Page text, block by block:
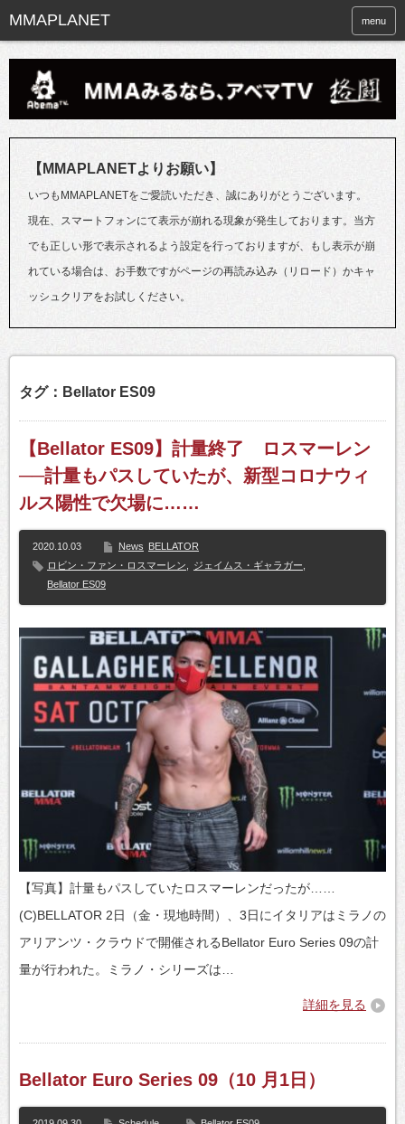
menu
【MMAPLANETよりお願い】
いつもMMAPLANETをご愛読いただき、誠にありがとうございます。
現在、スマートフォンにて表示が崩れる現象が発生しております。当方
でも正しい形で表示されるよう設定を行っておりますが、もし表示が崩
れている場合は、お手数ですがページの再読み込み（リロード）かキャ
ッシュクリアをお試しください。
タグ：Bellator ES09
【Bellator ES09】計量終了 ロスマーレン
──計量もパスしていたが、新型コロナウィ
ルス陽性で欠場に……
2020.10.03 News BELLATOR
ロビン・ファン・ロスマーレン
ジェイムス・ギャラガー
Bellator ES09
【写真】計量もパスしていたロスマーレンだったが……
(C)BELLATOR 2日（金・現地時間）、3日にイタリアはミラノの
アリアンツ・クラウドで開催されるBellator Euro Series 09の計
量が行われた。ミラノ・シリーズは…
詳細を見る
Bellator Euro Series 09（10 月1日）